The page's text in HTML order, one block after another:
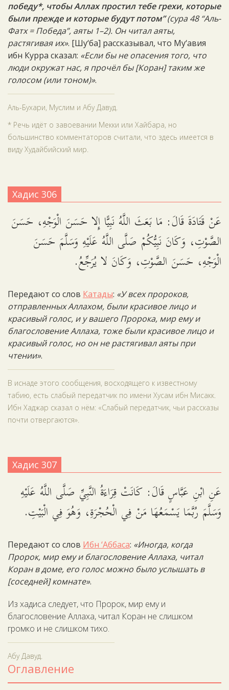
победу*, чтобы Аллах простил тебе грехи, которые
были прежде и которые будут потом”(сура 48 “Аль-
Фатх = Победа”, аяты 1–2). Он читал аяты,
растягивая их». [Шу‘ба] рассказывал, что Му‘авия
ибн Курра сказал: «Если бы не опасения того, что
люди окружат нас, я прочёл бы [Коран] таким же
голосом (или тоном)».
Аль-Бухари, Муслим и Абу Давуд.
* Речь идёт о завоевании Мекки или Хайбара, но
большинство комментаторов считали, что здесь имеется в
виду Худайбийский мир.
Хадис 306
عَنْ قَتَادَةَ قَالَ: مَا بَعَثَ اللَّهُ نَبِيًّا إِلا حَسَنَ الْوَجْهِ، حَسَنَ
الصَّوْتِ، وَكَانَ نَبِيُّكُمْ صَلَّى اللَّهُ عَلَيْهِ وَسَلَّمَ حَسَنَ
الْوَجْهِ، حَسَنَ الصَّوْتِ، وَكَانَ لا يُرَجِّعُ.
Передают со слов Катады: «У всех пророков,
отправленных Аллахом, были красивое лицо и
красивый голос, и у вашего Пророка, мир ему и
благословение Аллаха, тоже были красивое лицо и
красивый голос, но он не растягивал аяты при
чтении».
В иснаде этого сообщения, восходящего к известному
табию, есть слабый передатчик по имени Хусам ибн Мисакк.
Ибн Хаджар сказал о нём: «Слабый передатчик, чьи рассказы
почти отвергаются».
Хадис 307
عَنِ ابْنِ عَبَّاسٍ قَالَ: كَانَتْ قِرَاءَةُ النَّبِيِّ صَلَّى اللَّهُ عَلَيْهِ
وَسَلَّمَ رُبَّمَا يَسْمَعُهَا مَنْ فِي الْحُجْرَةِ، وَهُوَ فِي الْبَيْتِ.
Передают со слов Ибн ‘Аббаса: «Иногда, когда
Пророк, мир ему и благословение Аллаха, читал
Коран в доме, его голос можно было услышать в
[соседней] комнате».
Из хадиса следует, что Пророк, мир ему и
благословение Аллаха, читал Коран не слишком
громко и не слишком тихо.
Абу Давуд.
Оглавление